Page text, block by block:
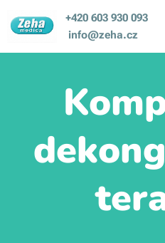
+420 603 930 093
info@zeha.cz